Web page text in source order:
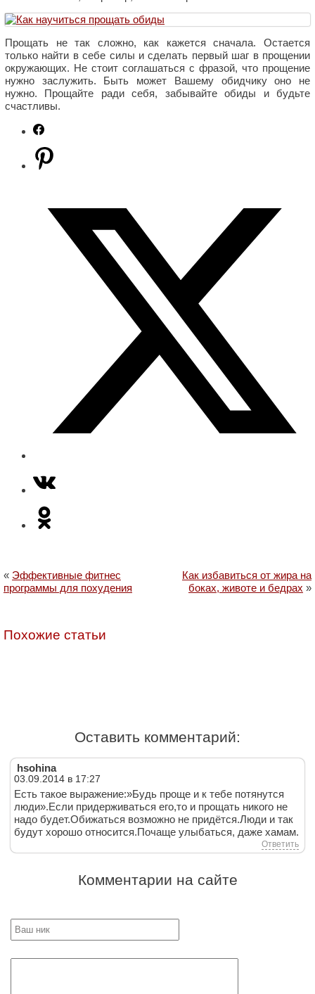
Прощать не так сложно, как кажется сначала. Остается
только найти в себе силы и сделать первый шаг в прощении
окружающих. Не стоит соглашаться с фразой, что прощение
нужно заслужить. Быть может Вашему обидчику оно не
нужно. Прощайте ради себя, забывайте обиды и будьте
счастливы.
« Эффективные фитнес
программы для похудения
Как избавиться от жира на
боках, животе и бедрах »
Похожие статьи
Оставить комментарий:
hsohina
03.09.2014 в 17:27
Есть такое выражение:»Будь проще и к тебе потянутся
люди».Если придерживаться его,то и прощать никого не
надо будет.Обижаться возможно не придётся.Люди и так
будут хорошо относится.Почаще улыбаться, даже хамам.
Ответить
Комментарии на сайте